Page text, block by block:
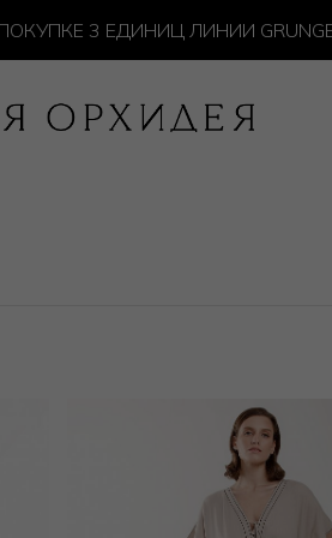
3 ЕДИНИЦ ЛИНИИ GRUNGE